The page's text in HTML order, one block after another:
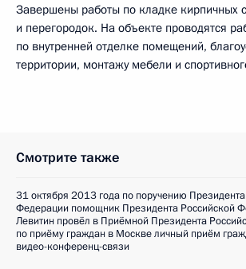
Завершены работы по кладке кирпичных
и перегородок. На объекте проводятся
по внутренней отделке помещений,
территории, монтажу мебели и
Смотрите также
31 октября 2013 года по поручению
Федерации помощник Президента Российской
Левитин провёл в Приёмной Президента
по приёму граждан в Москве личный приём
видео-конференц-связи